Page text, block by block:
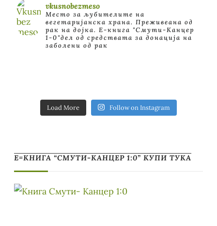
vkusnobezmeso
Место за љубителите на
вегетаријанска храна. Преживеана од
рак на дојка. E-книга "Смути-Канцер
1-0"дел од средствата за донација на
заболени од рак
Load More Follow on Instagram
Е=КНИГА “СМУТИ-КАНЦЕР 1:0” КУПИ ТУКА